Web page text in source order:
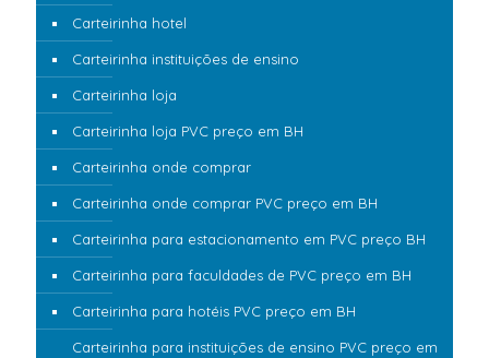
Carteirinha hotel
Carteirinha instituições de ensino
Carteirinha loja
Carteirinha loja PVC preço em BH
Carteirinha onde comprar
Carteirinha onde comprar PVC preço em BH
Carteirinha para estacionamento em PVC preço BH
Carteirinha para faculdades de PVC preço em BH
Carteirinha para hotéis PVC preço em BH
Carteirinha para instituições de ensino PVC preço em